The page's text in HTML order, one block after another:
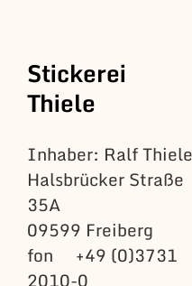
Stickerei
Thiele
Inhaber: Ralf Thiele
Halsbrücker Straße
35A
09599 Freiberg
fon +49 (0)3731